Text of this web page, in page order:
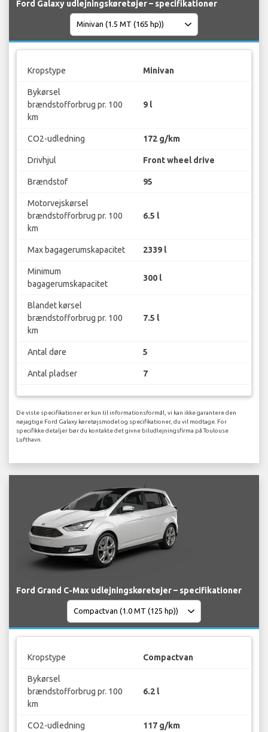
Ford Galaxy udlejningskøretøjer – specifikationer
Kropstype Minivan
Bykørsel
brændstofforbrug pr. 100
km
9 l
CO2-udledning 172 g/km
Drivhjul Front wheel drive
Brændstof 95
Motorvejskørsel
brændstofforbrug pr. 100
km
6.5 l
Max bagagerumskapacitet 2339 l
Minimum
bagagerumskapacitet
300 l
Blandet kørsel
brændstofforbrug pr. 100
km
7.5 l
Antal døre 5
Antal pladser 7
De viste specifikationer er kun til informationsformål, vi kan ikke garantere den
nøjagtige Ford Galaxy køretøjsmodel og specifikationer, du vil modtage. For
specifikke detaljer bør du kontakte det givne biludlejningsfirma på Toulouse
Lufthavn.
Ford Grand C-Max udlejningskøretøjer – specifikationer
Kropstype Compactvan
Bykørsel
brændstofforbrug pr. 100
km
6.2 l
CO2-udledning 117 g/km